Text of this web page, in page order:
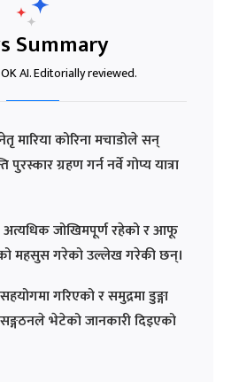
Summary
AI. Editorially reviewed.
मारिया कोरिना मचाडोले सन्
ग्रहण गर्न नर्वे गोप्य यात्रा
अत्यधिक जोखिमपूर्ण रहेको र आफू
महसुस गरेको उल्लेख गरेकी छन्।
गरिएको र समुद्रमा डुङ्गा
भेटेको जानकारी दिइएको